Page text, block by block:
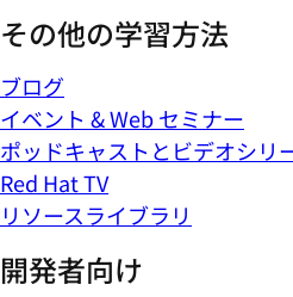
その他の学習方法
ブログ
イベント & Web セミナー
ポッドキャストとビデオシリ
Red Hat TV
リソースライブラリ
開発者向け